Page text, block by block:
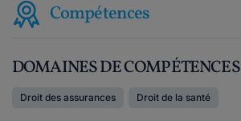
Compétences
DOMAINES DE COMPÉTENCES
Droit des assurances Droit de la santé